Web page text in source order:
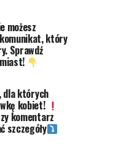
możesz
który
Sprawdź
dla których
kobiet!
komentarz
szczegóły